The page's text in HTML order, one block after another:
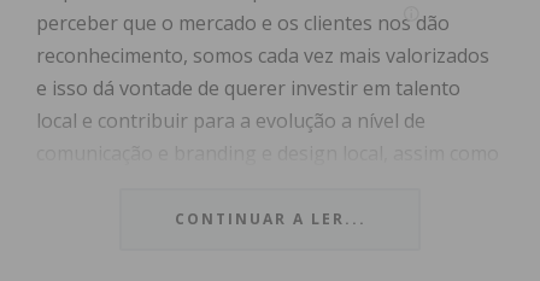
perceber que o mercado e os clientes nos dão
reconhecimento, somos cada vez mais valorizados
e isso dá vontade de querer investir em talento
local e contribuir para a evolução a nível de
IMEDIATO o CEO da Redbox Design, Albano
CONTINUAR A LER...